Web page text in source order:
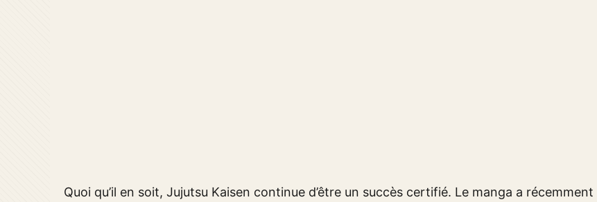
Quoi qu’il en soit, Jujutsu Kaisen continue d’être un succès certifié. Le manga a récemment